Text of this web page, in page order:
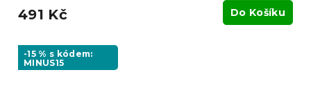
491 Kč Do Košíku
-15 % s kódem:
MINUS15